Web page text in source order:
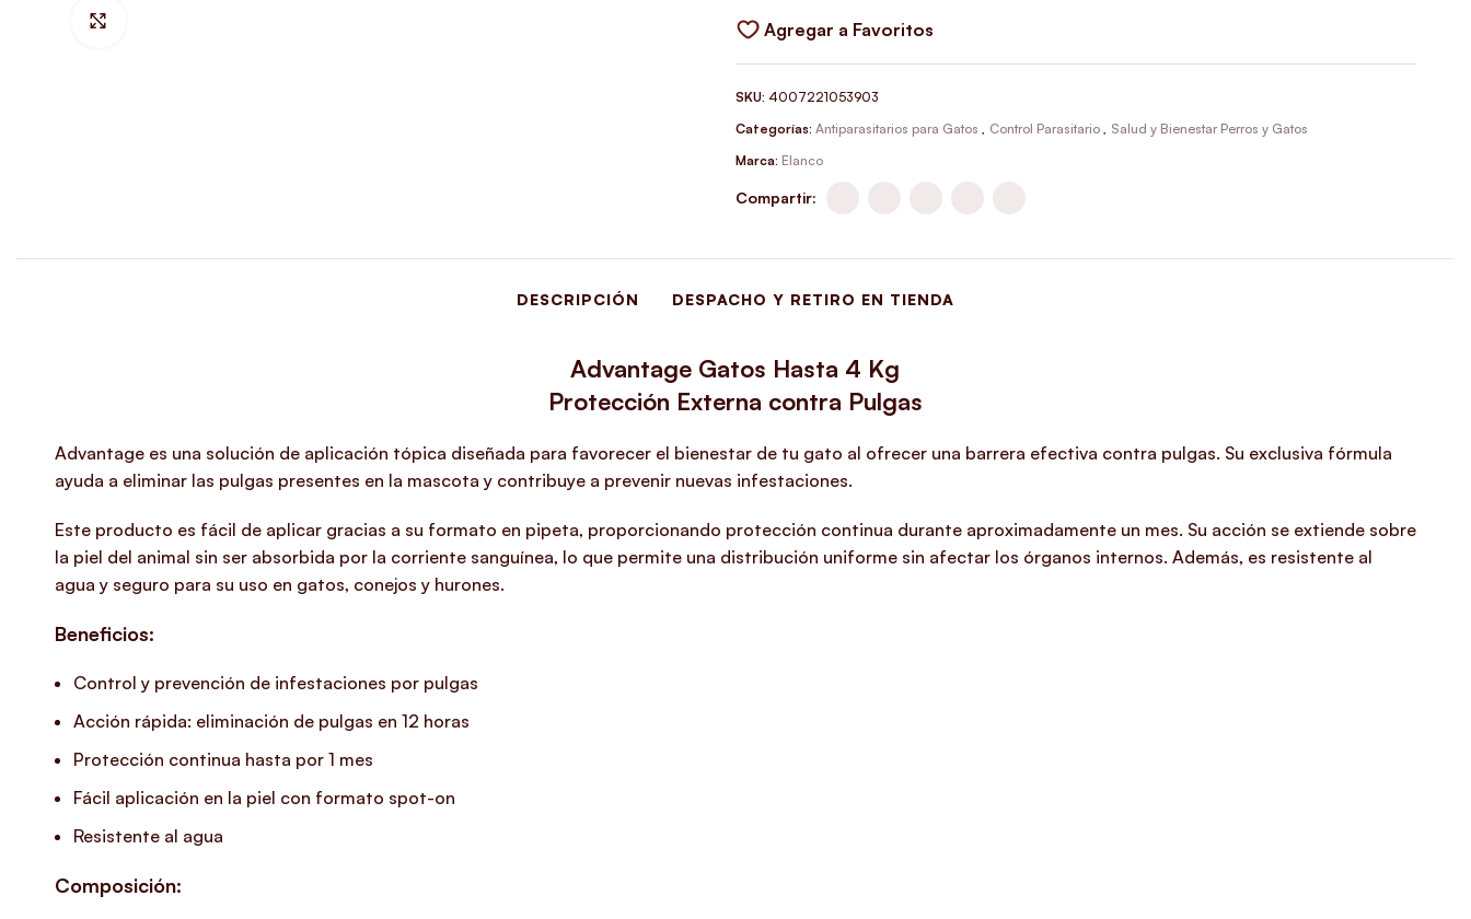
Agregar a Favoritos
SKU: 4007221053903
Categorías: Antiparasitarios para Gatos , Control Parasitario , Salud y Bienestar Perros y Gatos
Marca: Elanco
Compartir:
DESCRIPCIÓN DESPACHO Y RETIRO EN TIENDA
Advantage Gatos Hasta 4 Kg
Protección Externa contra Pulgas
Advantage es una solución de aplicación tópica diseñada para favorecer el bienestar de tu gato al ofrecer una barrera efectiva contra pulgas. Su exclusiva fórmula
ayuda a eliminar las pulgas presentes en la mascota y contribuye a prevenir nuevas infestaciones.
Este producto es fácil de aplicar gracias a su formato en pipeta, proporcionando protección continua durante aproximadamente un mes. Su acción se extiende sobre
la piel del animal sin ser absorbida por la corriente sanguínea, lo que permite una distribución uniforme sin afectar los órganos internos. Además, es resistente al
agua y seguro para su uso en gatos, conejos y hurones.
Beneficios:
Control y prevención de infestaciones por pulgas
Acción rápida: eliminación de pulgas en 12 horas
Protección continua hasta por 1 mes
Fácil aplicación en la piel con formato spot-on
Resistente al agua
Composición: